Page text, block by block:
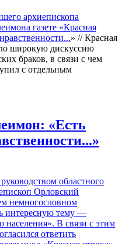
архиепископа
газете «Красная
» // Красная
широкую дискуссию
браков, в связи с чем
с отдельным
«Есть
областного
Орловский
немногословном
интересную тему —
В связи с этим
ответить